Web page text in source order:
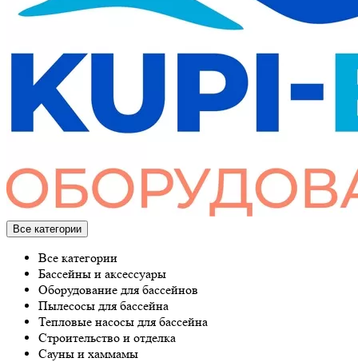
Все категории
Все категории
Бассейны и аксессуары
Оборудование для бассейнов
Пылесосы для бассейна
Тепловые насосы для бассейна
Строительство и отделка
Сауны и хаммамы